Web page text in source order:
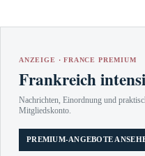
ANZEIGE · FRANCE PREMIUM
Frankreich
Nachrichten, Einordnung und
Mitgliedskonto.
PREMIUM-ANGEBOTE